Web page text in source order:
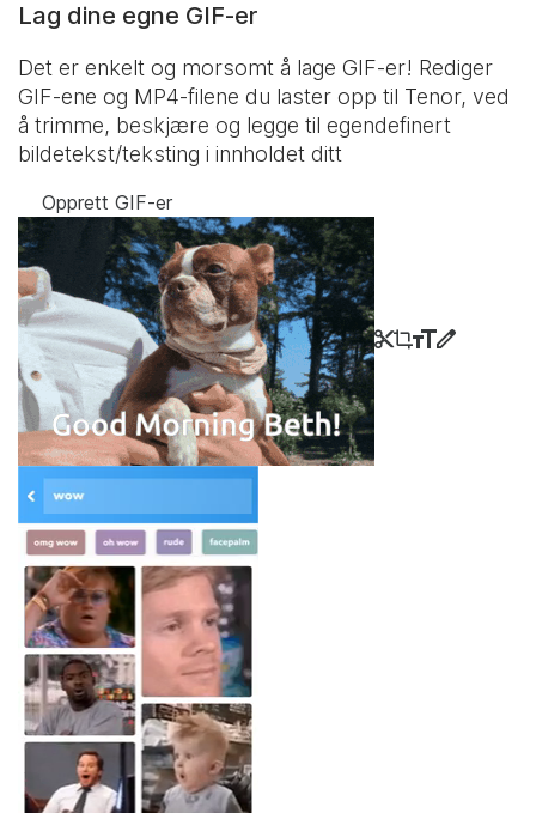
Lag dine egne GIF-er
Det er enkelt og morsomt å lage GIF-er! Rediger
GIF-ene og MP4-filene du laster opp til Tenor, ved
å trimme, beskjære og legge til egendefinert
bildetekst/teksting i innholdet ditt
Opprett GIF-er